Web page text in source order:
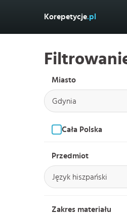
Korepetycje.pl
Miasto
Gdynia
Cała Polska
Przedmiot
Język hiszpański
Zakres materiału